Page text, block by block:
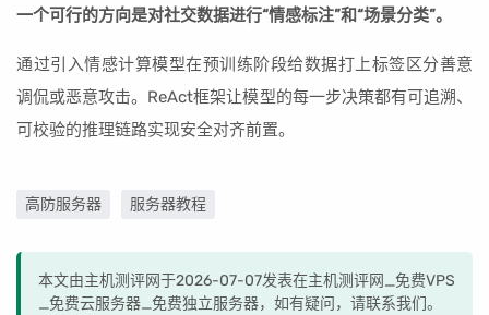
一个可行的方向是对社交数据进行“情感标注”和“场景分类”。
通过引入情感计算模型在预训练阶段给数据打上标签区分善意
调侃或恶意攻击。ReAct框架让模型的每一步决策都有可追溯、
可校验的推理链路实现安全对齐前置。
高防服务器 服务器教程
本文由主机测评网于2026-07-07发表在主机测评网_免费VPS
_免费云服务器_免费独立服务器，如有疑问，请联系我们。